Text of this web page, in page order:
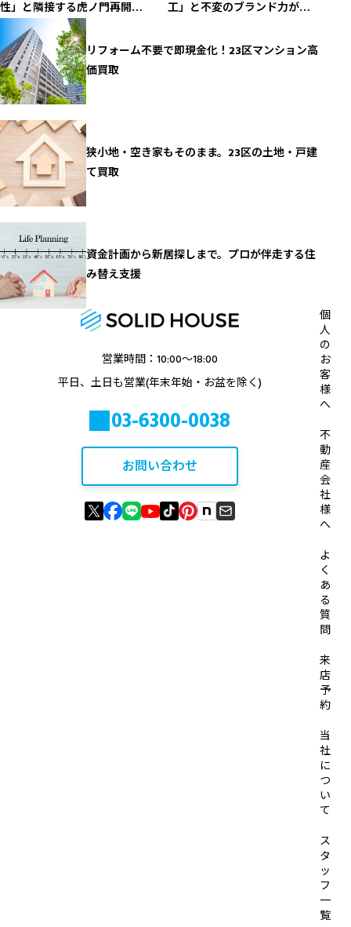
性」と隣接する虎ノ門再開発
がもたらす資産価値の極致
工」と不変のブランド力が導
リフォーム不要で即現金化！23区マンション高
価買取
狭小地・空き家もそのまま。23区の土地・戸建
て買取
資金計画から新居探しまで。プロが伴走する住
み替え支援
営業時間：10:00〜18:00
平日、土日も営業(年末年始・お盆を除く)
03-6300-0038
お問い合わせ
個
人
の
お
客
様
へ
不
動
産
会
社
様
へ
よ
く
あ
る
質
問
来
店
予
約
当
社
に
つ
い
て
ス
タ
ッ
フ
一
覧